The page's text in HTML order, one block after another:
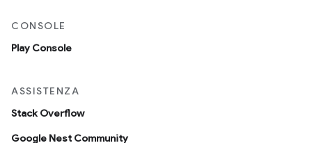
CONSOLE
Play Console
ASSISTENZA
Stack Overflow
Google Nest Community